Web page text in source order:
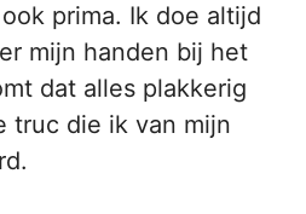
prima. Ik doe altijd
mijn handen bij het
dat alles plakkerig
truc die ik van mijn